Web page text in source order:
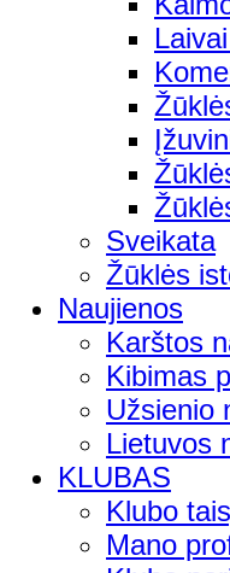
Sveikata
Žūklės
Naujienos
Karštos
Kibimas
Užsienio
Lietuvos
KLUBAS
Klubo
Mano